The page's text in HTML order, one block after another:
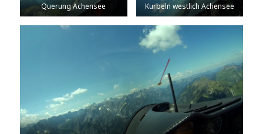
Querung Achensee Kurbeln westlich Achensee